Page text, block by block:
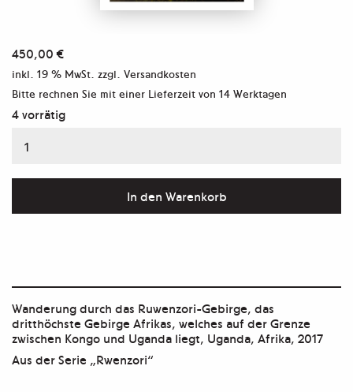
450,00€
inkl. 19 % MwSt. zzgl. Versandkosten
Bitte rechnen Sie mit einer Lieferzeit von 14 Werktagen
4 vorrätig
Aus
"Rwenzori"
In den Warenkorb
Wanderung durch das Ruwenzori-Gebirge, das
dritthöchste Gebirge Afrikas, welches auf der Grenze
zwischen Kongo und Uganda liegt, Uganda, Afrika, 2017
Aus der Serie „Rwenzori“